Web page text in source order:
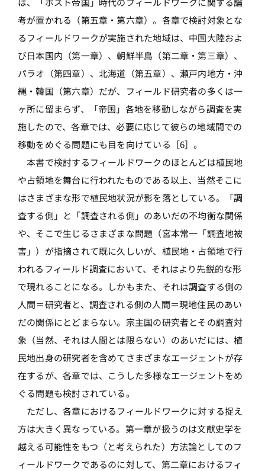
考が置かれる（第五章・第六章）。各章で検討対象とな
るフィールドワークが実施された地域は、中国大陸およ
び日本国内（第一章）、朝鮮半島（第二章・第三章）、
パラオ（第四章）、北海道（第五章）、瀬戸内地方・沖
縄・韓国（第六章）だが、フィールド研究者の多くは一
ヶ所に留まらず、「帝国」各地を移動しながら調査を実
施したので、各章では、必要に応じて彼らの地域間での
移動をめぐる問題にも目を向けている［6］。
本書で検討するフィールドワークのほとんどは植民地
や占領地を舞台に行われたものである以上、当然そこに
はさまざまな形で植民地状況が影を落としている。「調
査する側」と「調査される側」のあいだの不均衡な関係
や、そこで生じるさまざまな問題（宮本常一「調査地被
害」）が指摘されて既に久しいが、植民地・占領地で行
われるフィールド調査において、それはより先鋭的な形
で現れることになる。しかもまた、それは調査する側の
人間＝研究者と、調査される側の人間＝現地住民のあい
だの関係にとどまらない。宗主国の研究者とその調査対
象（当然、それは人間とは限らない）のあいだには、植
民地出身の研究者を含めてさまざまなエージェントが存
在するが、各章では、こうした多様なエージェントをめ
ぐる問題も検討されている。
ただし、各章におけるフィールドワークに対する捉え
方は大きく異なっている。第一章が扱うのは文献史学を
越える可能性をもつ（と考えられた）方法論としてのフ
ィールドワークであるのに対して、第二章におけるフィ